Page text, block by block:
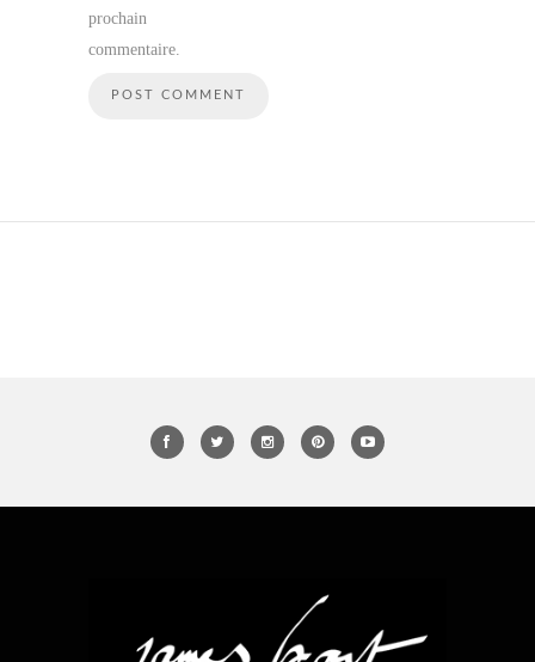
prochain
commentaire.